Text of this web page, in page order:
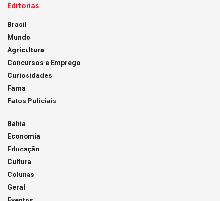
Editorias
Brasil
Mundo
Agricultura
Concursos e Emprego
Curiosidades
Fama
Fatos Policiais
Bahia
Economia
Educação
Cultura
Colunas
Geral